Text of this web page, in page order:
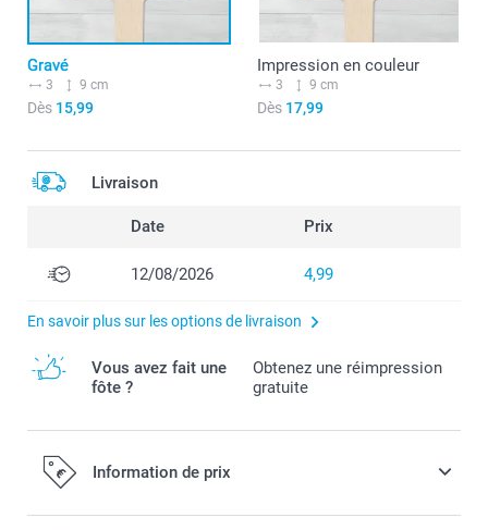
Gravé
3 9 cm
Dès 15,99
Impression en couleur
3 9 cm
Dès17,99
Livraison
Date Prix
12/08/2026 4,99
En savoir plus sur les options de livraison
Vous avez fait une
fôte ?
Obtenez une réimpression
gratuite
Information de prix